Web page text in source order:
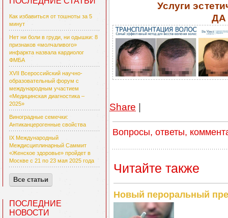
Как избавиться от тошноты за 5
минут
Нет ни боли в груди, ни одышки: 8
признаков «молчаливого»
инфаркта назвала кардиолог
ФМБА
XVII Всероссийский научно-
образовательный форум с
международным участием
«Медицинская диагностика –
2025»
Виноградные семечки:
Антиканцерогенные свойства
IX Международный
Междисциплинарный Саммит
«Женское здоровье» пройдет в
Москве с 21 по 23 мая 2025 года
Все статьи
ПОСЛЕДНИЕ
НОВОСТИ
Услуги
Share |
Вопросы, ответы,
Читайте также
Новый пероральный